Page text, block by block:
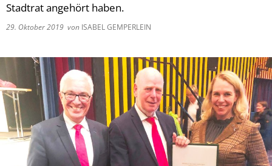
Stadtrat angehört haben.
29. Oktober 2019 von ISABEL GEMPERLEIN